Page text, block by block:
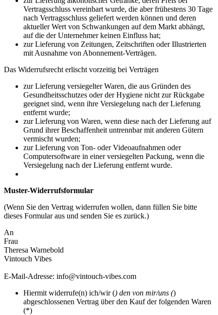
Vertragsschluss vereinbart wurde, die aber frühestens 30 Tage
nach Vertragsschluss geliefert werden können und deren
aktueller Wert von Schwankungen auf dem Markt abhängt,
auf die der Unternehmer keinen Einfluss hat;
zur Lieferung von Zeitungen, Zeitschriften oder Illustrierten
mit Ausnahme von Abonnement-Verträgen.
Das Widerrufsrecht erlischt vorzeitig bei Verträgen
zur Lieferung versiegelter Waren, die aus Gründen des
Gesundheitsschutzes oder der Hygiene nicht zur Rückgabe
geeignet sind, wenn ihre Versiegelung nach der Lieferung
entfernt wurde;
zur Lieferung von Waren, wenn diese nach der Lieferung auf
Grund ihrer Beschaffenheit untrennbar mit anderen Gütern
vermischt wurden;
zur Lieferung von Ton- oder Videoaufnahmen oder
Computersoftware in einer versiegelten Packung, wenn die
Versiegelung nach der Lieferung entfernt wurde.
Muster-Widerrufsformular
(Wenn Sie den Vertrag widerrufen wollen, dann füllen Sie bitte
dieses Formular aus und senden Sie es zurück.)
An
Frau
Theresa Warnebold
Vintouch Vibes
E-Mail-Adresse: info@vintouch-vibes.com
Hiermit widerrufe(n) ich/wir () den von mir/uns ()
abgeschlossenen Vertrag über den Kauf der folgenden Waren
(*)